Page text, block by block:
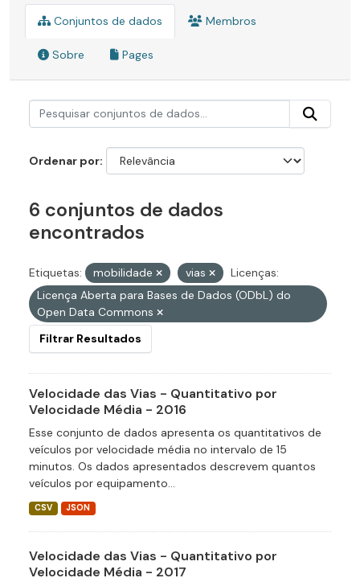
Conjuntos de dados Membros
Sobre Pages
Ordenar por
6 conjuntos de dados
encontrados
Etiquetas: mobilidade vias
Licenças:
Licença Aberta para Bases de Dados (ODbL) do
Open Data Commons
Filtrar Resultados
Velocidade das Vias - Quantitativo por
Velocidade Média - 2016
Esse conjunto de dados apresenta os quantitativos de
veículos por velocidade média no intervalo de 15
minutos. Os dados apresentados descrevem quantos
veículos por equipamento...
CSV JSON
Velocidade das Vias - Quantitativo por
Velocidade Média - 2017